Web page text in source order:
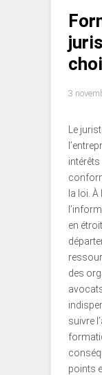
3
Le
la loi.
en
des
suivre
points